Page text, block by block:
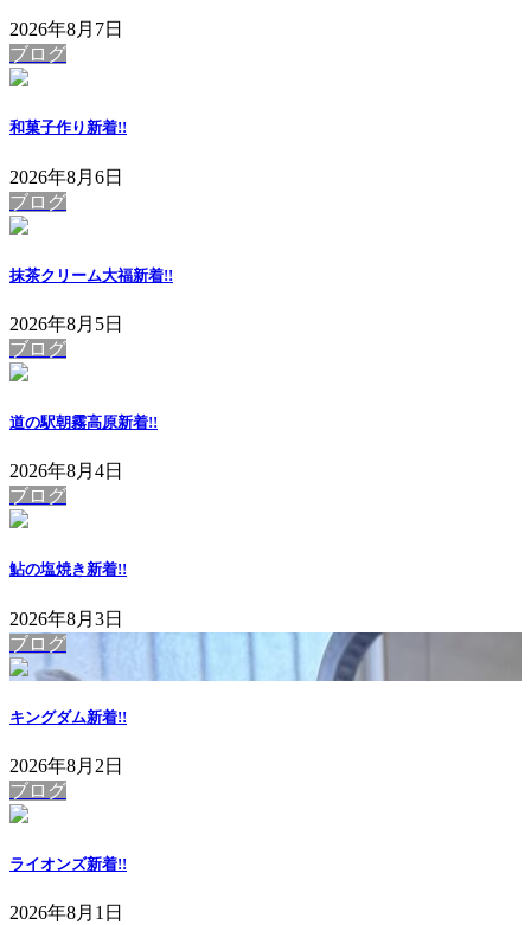
2026年8月7日
ブログ
和菓子作り新着!!
2026年8月6日
ブログ
抹茶クリーム大福新着!!
2026年8月5日
ブログ
道の駅朝霧高原新着!!
2026年8月4日
ブログ
鮎の塩焼き新着!!
2026年8月3日
ブログ
キングダム新着!!
2026年8月2日
ブログ
ライオンズ新着!!
2026年8月1日